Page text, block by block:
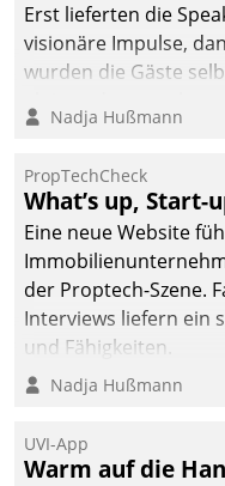
Erst lieferten die
visionäre Impulse,
wurden die Gäste
methodisch
Quartier. Dazwischen
zeigte Datatrain, was
Neues zu bieten hat.
Nadja Hußmann
PropTechCheck
What’s up, Start-
Eine neue Website
der Proptech-Szene.
Interviews liefern ein
und Fähigkeiten.
Nadja Hußmann
UVI-App
Warm auf die